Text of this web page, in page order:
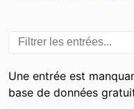
Une entrée est
base de données